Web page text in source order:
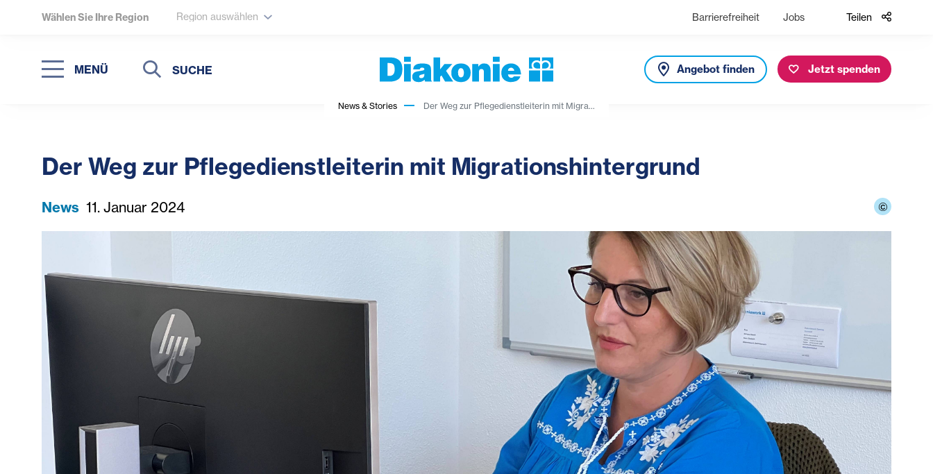
Wählen Sie Ihre Region Region auswählen Barrierefreiheit Jobs Teilen
MENÜ
Suche
Suche
Angebot finden Jetzt spenden
News & Stories Der Weg zur Pflegedienstleiterin mit Migra...
Der Weg zur Pflegedienstleiterin mit Migrationshintergrund
News 11. Januar 2024 ©